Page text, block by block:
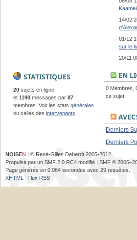
14/02
01/12
sur le
20/11
STATISTIQUES
20 sujets en ligne,
et 1190 messages par 87
membres. Voir les stats générales
ou celles des intervenants
EN
0 Membres,
ce sujet
AVEC
Derniers
Derniers
NOISEN | © René-Gilles Deberdt 2005-2012.
Propulsé par un SMF 2.0 RC4 modifié | SMF ©
Page générée en 0.084 secondes avec 29 requêtes.
XHTML
Flux RSS